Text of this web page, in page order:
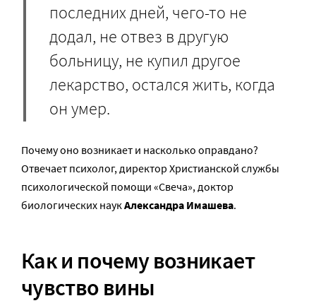
последних дней, чего-то не
додал, не отвез в другую
больницу, не купил другое
лекарство, остался жить, когда
он умер.
Почему оно возникает и насколько оправдано?
Отвечает психолог, директор Христианской службы
психологической помощи «Свеча», доктор
биологических наукАлександра Имашева.
Как и почему возникает
чувство вины